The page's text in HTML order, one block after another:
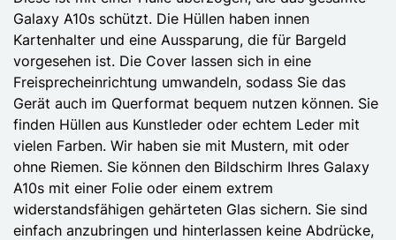
Galaxy A10s schützt. Die Hüllen haben innen
Kartenhalter und eine Aussparung, die für Bargeld
vorgesehen ist. Die Cover lassen sich in eine
Freisprecheinrichtung umwandeln, sodass Sie das
Gerät auch im Querformat bequem nutzen können. Sie
finden Hüllen aus Kunstleder oder echtem Leder mit
vielen Farben. Wir haben sie mit Mustern, mit oder
ohne Riemen. Sie können den Bildschirm Ihres Galaxy
A10s mit einer Folie oder einem extrem
widerstandsfähigen gehärteten Glas sichern. Sie sind
einfach anzubringen und hinterlassen keine Abdrücke,